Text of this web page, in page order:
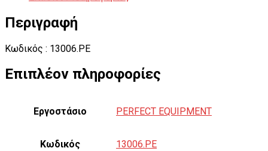
Περιγραφή
Κωδικός : 13006.PE
Επιπλέον πληροφορίες
Εργοστάσιο PERFECT EQUIPMENT
Κωδικός 13006.PE